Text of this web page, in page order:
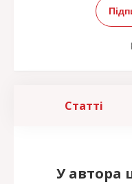
Статті
У автора